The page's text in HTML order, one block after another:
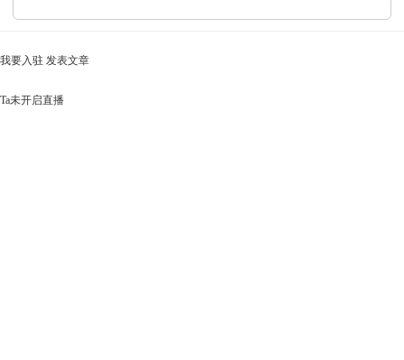
我要入驻 发表文章
Ta未开启直播